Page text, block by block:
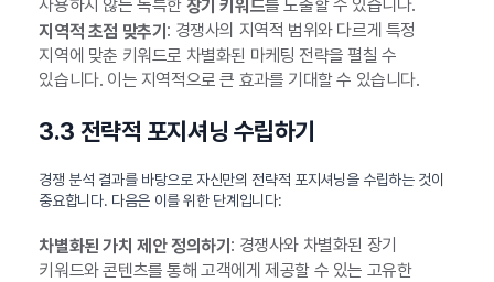
사용하지 않는 독특한 장기 키워드를 도출할 수 있습니다.
지역적 초점 맞추기 : 경쟁사의 지역적 범위와 다르게 특정
지역에 맞춘 키워드로 차별화된 마케팅 전략을 펼칠 수
있습니다. 이는 지역적으로 큰 효과를 기대할 수 있습니다.
3.3 전략적 포지셔닝 수립하기
경쟁 분석 결과를 바탕으로 자신만의 전략적 포지셔닝을 수립하는 것이
중요합니다. 다음은 이를 위한 단계입니다:
차별화된 가치 제안 정의하기 : 경쟁사와 차별화된 장기
키워드와 콘텐츠를 통해 고객에게 제공할 수 있는 고유한